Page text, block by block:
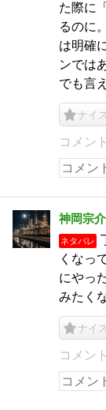
た際に
るのに
は明確
ンでは
でも言
ナイス
コメン
神岡宗介
ネタバレ
くなっ
にやっ
みたく
ナイス
コメン